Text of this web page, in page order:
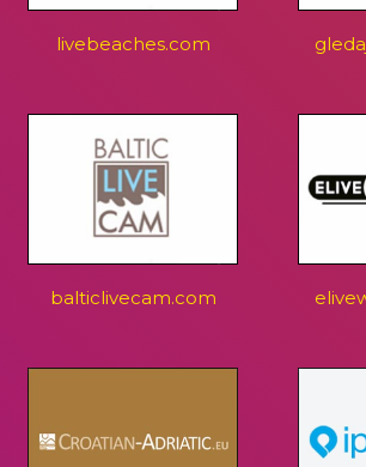
livebeaches.com
balticlivecam.com